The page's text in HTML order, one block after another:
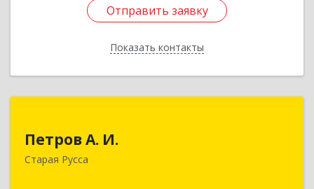
Отправить заявку
Показать контакты
Отправить заявку
Назад
Петров А. И.
Старая Русса